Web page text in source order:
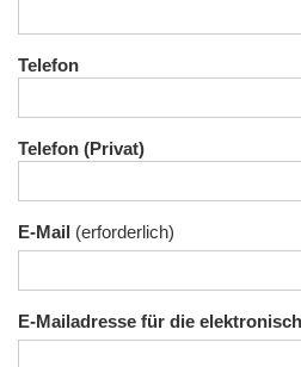
Telefon
Telefon (Privat)
E-Mail
E-Mailadresse für die